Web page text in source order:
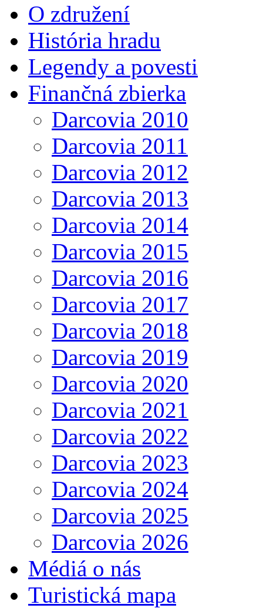
O združení
História hradu
Legendy a povesti
Finančná zbierka
Darcovia 2010
Darcovia 2011
Darcovia 2012
Darcovia 2013
Darcovia 2014
Darcovia 2015
Darcovia 2016
Darcovia 2017
Darcovia 2018
Darcovia 2019
Darcovia 2020
Darcovia 2021
Darcovia 2022
Darcovia 2023
Darcovia 2024
Darcovia 2025
Darcovia 2026
Médiá o nás
Turistická mapa